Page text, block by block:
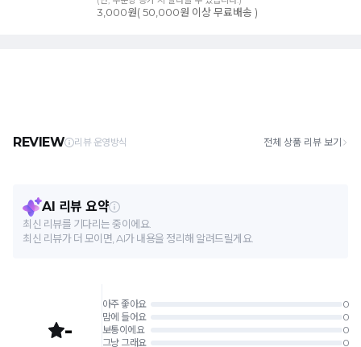
3,000원( 50,000원 이상 무료배송 )